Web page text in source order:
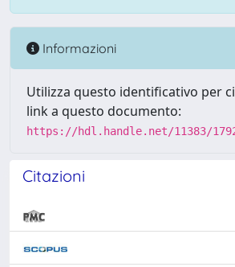
Informazioni
Utilizza questo identificativo per
link a questo documento:
https://hdl.handle.net/11383/
Citazioni